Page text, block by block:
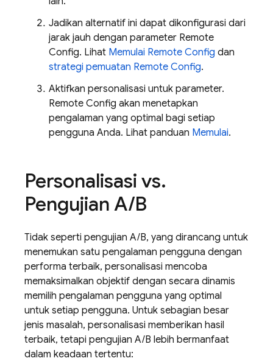
Jadikan alternatif ini dapat dikonfigurasi dari
jarak jauh dengan parameter Remote
Config. Lihat Memulai Remote Config dan
strategi pemuatan Remote Config.
Aktifkan personalisasi untuk parameter.
Remote Config akan menetapkan
pengalaman yang optimal bagi setiap
pengguna Anda. Lihat panduan Memulai.
Personalisasi vs.
Pengujian A/B
Tidak seperti pengujian A/B, yang dirancang untuk
menemukan satu pengalaman pengguna dengan
performa terbaik, personalisasi mencoba
memaksimalkan objektif dengan secara dinamis
memilih pengalaman pengguna yang optimal
untuk setiap pengguna. Untuk sebagian besar
jenis masalah, personalisasi memberikan hasil
terbaik, tetapi pengujian A/B lebih bermanfaat
dalam keadaan tertentu: